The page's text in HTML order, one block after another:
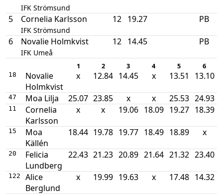
IFK Strömsund
5 Cornelia Karlsson
IFK Strömsund
12 19.27 PB
6 Novalie Holmkvist
IFK Umeå
12 14.45 PB
1 2 3 4 5 6
18
Novalie
Holmkvist
x 12.84 14.45 x 13.51 13.10
47 Moa Lilja 25.07 23.85 x x 25.53 24.93
11
Cornelia
Karlsson
x x 19.06 18.09 19.27 18.39
15
Moa
Källén
18.44 19.78 19.77 18.49 18.89 x
20
Felicia
Lundberg
22.43 21.23 20.89 21.64 21.32 23.40
122
Alice
Berglund
x 19.99 19.63 x 17.48 14.32